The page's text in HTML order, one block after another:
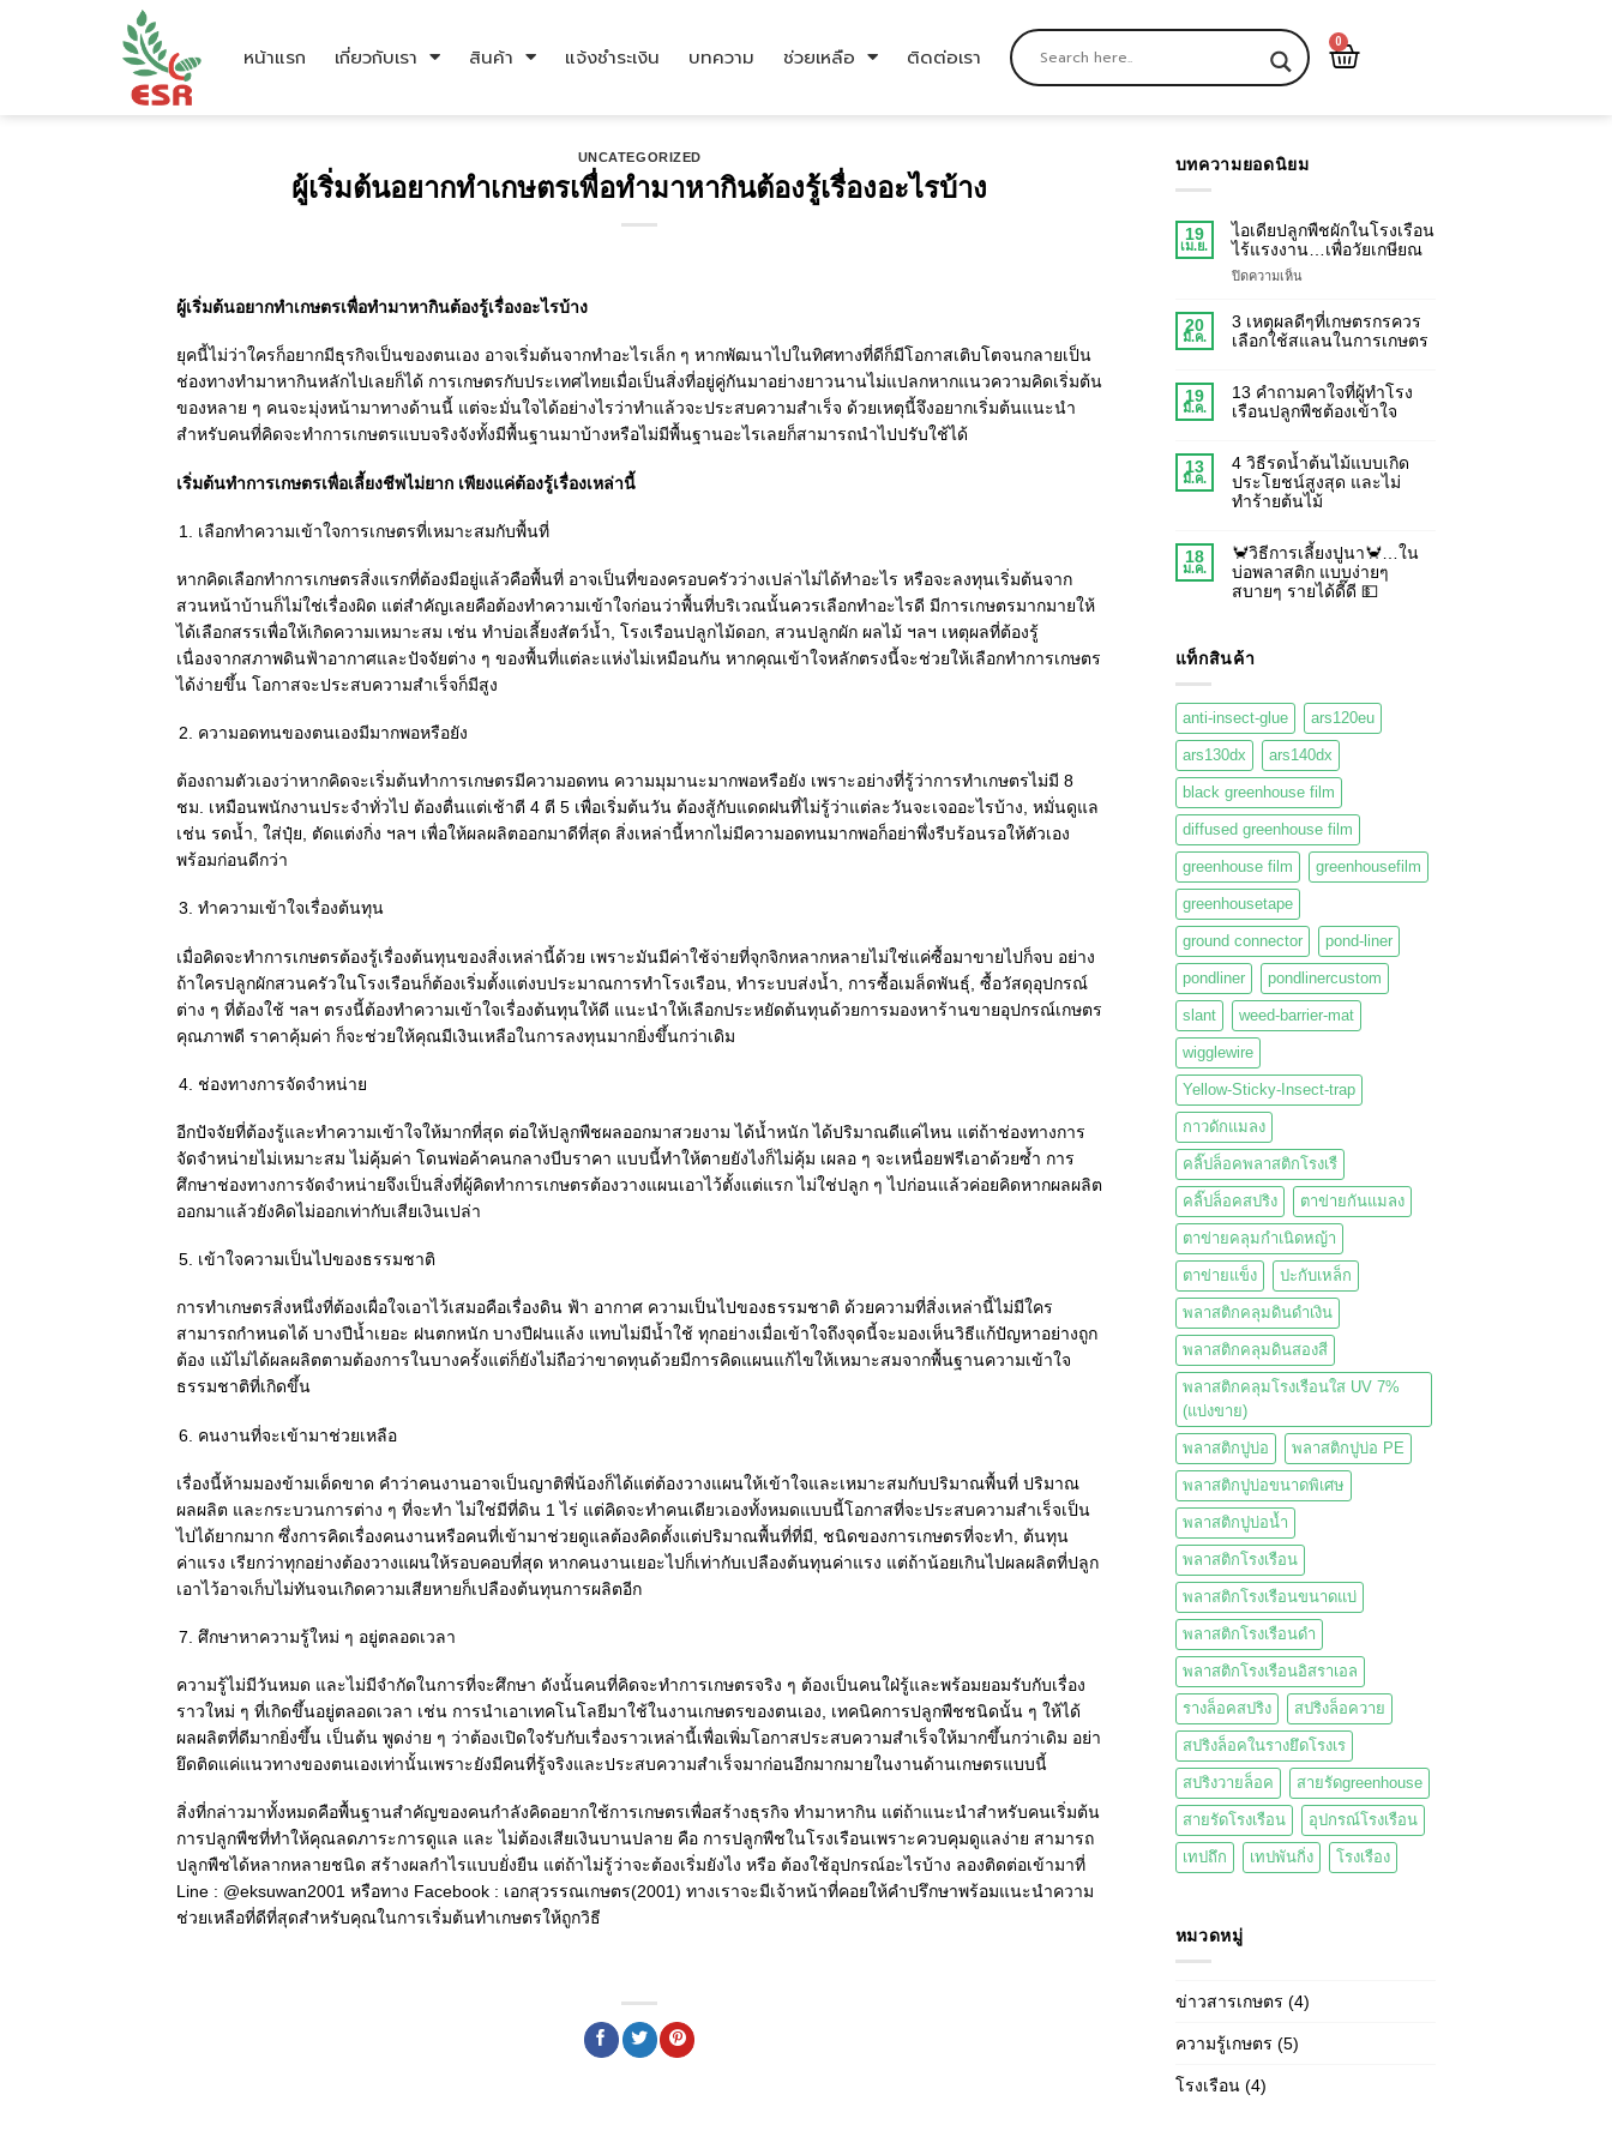
หน้าแรก เกี่ยวกับเรา สินค้า แจ้งชำระเงิน บทความ ช่วยเหลือ ติดต่อเรา
0
UNCATEGORIZED
ผู้เริ่มต้นอยากทำเกษตรเพื่อทำมาหากินต้องรู้เรื่องอะไรบ้าง
ผู้เริ่มต้นอยากทำเกษตรเพื่อทำมาหากินต้องรู้เรื่องอะไรบ้าง
ยุคนี้ไม่ว่าใครก็อยากมีธุรกิจเป็นของตนเอง อาจเริ่มต้นจากทำอะไรเล็ก ๆ หากพัฒนาไปในทิศทางที่ดีก็มีโอกาสเติบโตจนกลายเป็น
ช่องทางทำมาหากินหลักไปเลยก็ได้ การเกษตรกับประเทศไทยเมื่อเป็นสิ่งที่อยู่คู่กันมาอย่างยาวนานไม่แปลกหากแนวความคิดเริ่มต้น
ของหลาย ๆ คนจะมุ่งหน้ามาทางด้านนี้ แต่จะมั่นใจได้อย่างไรว่าทำแล้วจะประสบความสำเร็จ ด้วยเหตุนี้จึงอยากเริ่มต้นแนะนำ
สำหรับคนที่คิดจะทำการเกษตรแบบจริงจังทั้งมีพื้นฐานมาบ้างหรือไม่มีพื้นฐานอะไรเลยก็สามารถนำไปปรับใช้ได้
เริ่มต้นทำการเกษตรเพื่อเลี้ยงชีพไม่ยาก เพียงแค่ต้องรู้เรื่องเหล่านี้
เลือกทำความเข้าใจการเกษตรที่เหมาะสมกับพื้นที่
หากคิดเลือกทำการเกษตรสิ่งแรกที่ต้องมีอยู่แล้วคือพื้นที่ อาจเป็นที่ของครอบครัวว่างเปล่าไม่ได้ทำอะไร หรือจะลงทุนเริ่มต้นจาก
สวนหน้าบ้านก็ไม่ใช่เรื่องผิด แต่สำคัญเลยคือต้องทำความเข้าใจก่อนว่าพื้นที่บริเวณนั้นควรเลือกทำอะไรดี มีการเกษตรมากมายให้
ได้เลือกสรรเพื่อให้เกิดความเหมาะสม เช่น ทำบ่อเลี้ยงสัตว์น้ำ, โรงเรือนปลูกไม้ดอก, สวนปลูกผัก ผลไม้ ฯลฯ เหตุผลที่ต้องรู้
เนื่องจากสภาพดินฟ้าอากาศและปัจจัยต่าง ๆ ของพื้นที่แต่ละแห่งไม่เหมือนกัน หากคุณเข้าใจหลักตรงนี้จะช่วยให้เลือกทำการเกษตร
ได้ง่ายขึ้น โอกาสจะประสบความสำเร็จก็มีสูง
ความอดทนของตนเองมีมากพอหรือยัง
ต้องถามตัวเองว่าหากคิดจะเริ่มต้นทำการเกษตรมีความอดทน ความมุมานะมากพอหรือยัง เพราะอย่างที่รู้ว่าการทำเกษตรไม่มี 8
ชม. เหมือนพนักงานประจำทั่วไป ต้องตื่นแต่เช้าตี 4 ตี 5 เพื่อเริ่มต้นวัน ต้องสู้กับแดดฝนที่ไม่รู้ว่าแต่ละวันจะเจออะไรบ้าง, หมั่นดูแล
เช่น รดน้ำ, ใส่ปุ๋ย, ตัดแต่งกิ่ง ฯลฯ เพื่อให้ผลผลิตออกมาดีที่สุด สิ่งเหล่านี้หากไม่มีความอดทนมากพอก็อย่าพึ่งรีบร้อนรอให้ตัวเอง
พร้อมก่อนดีกว่า
ทำความเข้าใจเรื่องต้นทุน
เมื่อคิดจะทำการเกษตรต้องรู้เรื่องต้นทุนของสิ่งเหล่านี้ด้วย เพราะมันมีค่าใช้จ่ายที่จุกจิกหลากหลายไม่ใช่แค่ซื้อมาขายไปก็จบ อย่าง
ถ้าใครปลูกผักสวนครัวในโรงเรือนก็ต้องเริ่มตั้งแต่งบประมาณการทำโรงเรือน, ทำระบบส่งน้ำ, การซื้อเมล็ดพันธุ์, ซื้อวัสดุอุปกรณ์
ต่าง ๆ ที่ต้องใช้ ฯลฯ ตรงนี้ต้องทำความเข้าใจเรื่องต้นทุนให้ดี แนะนำให้เลือกประหยัดต้นทุนด้วยการมองหาร้านขายอุปกรณ์เกษตร
คุณภาพดี ราคาคุ้มค่า ก็จะช่วยให้คุณมีเงินเหลือในการลงทุนมากยิ่งขึ้นกว่าเดิม
ช่องทางการจัดจำหน่าย
อีกปัจจัยที่ต้องรู้และทำความเข้าใจให้มากที่สุด ต่อให้ปลูกพืชผลออกมาสวยงาม ได้น้ำหนัก ได้ปริมาณดีแค่ไหน แต่ถ้าช่องทางการ
จัดจำหน่ายไม่เหมาะสม ไม่คุ้มค่า โดนพ่อค้าคนกลางบีบราคา แบบนี้ทำให้ตายยังไงก็ไม่คุ้ม เผลอ ๆ จะเหนื่อยฟรีเอาด้วยซ้ำ การ
ศึกษาช่องทางการจัดจำหน่ายจึงเป็นสิ่งที่ผู้คิดทำการเกษตรต้องวางแผนเอาไว้ตั้งแต่แรก ไม่ใช่ปลูก ๆ ไปก่อนแล้วค่อยคิดหากผลผลิต
ออกมาแล้วยังคิดไม่ออกเท่ากับเสียเงินเปล่า
เข้าใจความเป็นไปของธรรมชาติ
การทำเกษตรสิ่งหนึ่งที่ต้องเผื่อใจเอาไว้เสมอคือเรื่องดิน ฟ้า อากาศ ความเป็นไปของธรรมชาติ ด้วยความที่สิ่งเหล่านี้ไม่มีใคร
สามารถกำหนดได้ บางปีน้ำเยอะ ฝนตกหนัก บางปีฝนแล้ง แทบไม่มีน้ำใช้ ทุกอย่างเมื่อเข้าใจถึงจุดนี้จะมองเห็นวิธีแก้ปัญหาอย่างถูก
ต้อง แม้ไม่ได้ผลผลิตตามต้องการในบางครั้งแต่ก็ยังไม่ถือว่าขาดทุนด้วยมีการคิดแผนแก้ไขให้เหมาะสมจากพื้นฐานความเข้าใจ
ธรรมชาติที่เกิดขึ้น
คนงานที่จะเข้ามาช่วยเหลือ
เรื่องนี้ห้ามมองข้ามเด็ดขาด คำว่าคนงานอาจเป็นญาติพี่น้องก็ได้แต่ต้องวางแผนให้เข้าใจและเหมาะสมกับปริมาณพื้นที่ ปริมาณ
ผลผลิต และกระบวนการต่าง ๆ ที่จะทำ ไม่ใช่มีที่ดิน 1 ไร่ แต่คิดจะทำคนเดียวเองทั้งหมดแบบนี้โอกาสที่จะประสบความสำเร็จเป็น
ไปได้ยากมาก ซึ่งการคิดเรื่องคนงานหรือคนที่เข้ามาช่วยดูแลต้องคิดตั้งแต่ปริมาณพื้นที่ที่มี, ชนิดของการเกษตรที่จะทำ, ต้นทุน
ค่าแรง เรียกว่าทุกอย่างต้องวางแผนให้รอบคอบที่สุด หากคนงานเยอะไปก็เท่ากับเปลืองต้นทุนค่าแรง แต่ถ้าน้อยเกินไปผลผลิตที่ปลูก
เอาไว้อาจเก็บไม่ทันจนเกิดความเสียหายก็เปลืองต้นทุนการผลิตอีก
ศึกษาหาความรู้ใหม่ ๆ อยู่ตลอดเวลา
ความรู้ไม่มีวันหมด และไม่มีจำกัดในการที่จะศึกษา ดังนั้นคนที่คิดจะทำการเกษตรจริง ๆ ต้องเป็นคนใฝ่รู้และพร้อมยอมรับกับเรื่อง
ราวใหม่ ๆ ที่เกิดขึ้นอยู่ตลอดเวลา เช่น การนำเอาเทคโนโลยีมาใช้ในงานเกษตรของตนเอง, เทคนิคการปลูกพืชชนิดนั้น ๆ ให้ได้
ผลผลิตที่ดีมากยิ่งขึ้น เป็นต้น พูดง่าย ๆ ว่าต้องเปิดใจรับกับเรื่องราวเหล่านี้เพื่อเพิ่มโอกาสประสบความสำเร็จให้มากขึ้นกว่าเดิม อย่า
ยึดติดแค่แนวทางของตนเองเท่านั้นเพราะยังมีคนที่รู้จริงและประสบความสำเร็จมาก่อนอีกมากมายในงานด้านเกษตรแบบนี้
สิ่งที่กล่าวมาทั้งหมดคือพื้นฐานสำคัญของคนกำลังคิดอยากใช้การเกษตรเพื่อสร้างธุรกิจ ทำมาหากิน แต่ถ้าแนะนำสำหรับคนเริ่มต้น
การปลูกพืชที่ทำให้คุณลดภาระการดูแล และ ไม่ต้องเสียเงินบานปลาย คือ การปลูกพืชในโรงเรือนเพราะควบคุมดูแลง่าย สามารถ
ปลูกพืชได้หลากหลายชนิด สร้างผลกำไรแบบยั่งยืน แต่ถ้าไม่รู้ว่าจะต้องเริ่มยังไง หรือ ต้องใช้อุปกรณ์อะไรบ้าง ลองติดต่อเข้ามาที่
Line : @eksuwan2001 หรือทาง Facebook : เอกสุวรรณเกษตร(2001) ทางเราจะมีเจ้าหน้าที่คอยให้คำปรึกษาพร้อมแนะนำความ
ช่วยเหลือที่ดีที่สุดสำหรับคุณในการเริ่มต้นทำเกษตรให้ถูกวิธี
บทความยอดนิยม
19
เม.ย.
ไอเดียปลูกพืชผักในโรงเรือน
ไร้แรงงาน…เพื่อวัยเกษียณ
ปิดความเห็น
20
มี.ค.
3 เหตุผลดีๆที่เกษตรกรควร
เลือกใช้สแลนในการเกษตร
19
มี.ค.
13 คำถามคาใจที่ผู้ทำโรง
เรือนปลูกพืชต้องเข้าใจ
13
มี.ค.
4 วิธีรดน้ำต้นไม้แบบเกิด
ประโยชน์สูงสุด และไม่
ทำร้ายต้นไม้
18
ม.ค.
🦀วิธีการเลี้ยงปูนา🦀…ใน
บ่อพลาสติก แบบง่ายๆ
สบายๆ รายได้ดี๊ดี 💵
แท็กสินค้า
anti-insect-glue ars120eu
ars130dx ars140dx
black greenhouse film
diffused greenhouse film
greenhouse film greenhousefilm
greenhousetape
ground connector pond-liner
pondliner pondlinercustom
slant weed-barrier-mat
wigglewire
Yellow-Sticky-Insect-trap
กาวดักแมลง
คลิ๊ปล็อคพลาสติกโรงเรื
คลิ๊ปล็อคสปริง ตาข่ายกันแมลง
ตาข่ายคลุมกำเนิดหญ้า
ตาข่ายแข็ง ปะกับเหล็ก
พลาสติกคลุมดินดำเงิน
พลาสติกคลุมดินสองสี
พลาสติกคลุมโรงเรือนใส UV 7%
(แบ่งขาย)
พลาสติกปูบ่อ พลาสติกปูบ่อ PE
พลาสติกปูบ่อขนาดพิเศษ
พลาสติกปูบ่อน้ำ
พลาสติกโรงเรือน
พลาสติกโรงเรือนขนาดแบ่
พลาสติกโรงเรือนดำ
พลาสติกโรงเรือนอิสราเอล
รางล็อคสปริง สปริงล็อควาย
สปริงล็อคในรางยึดโรงเร
สปริงวายล็อค สายรัดgreenhouse
สายรัดโรงเรือน อุปกรณ์โรงเรือน
เทปถึก เทปพันกิ่ง โรงเรือง
หมวดหมู่
ข่าวสารเกษตร (4)
ความรู้เกษตร (5)
โรงเรือน(4)